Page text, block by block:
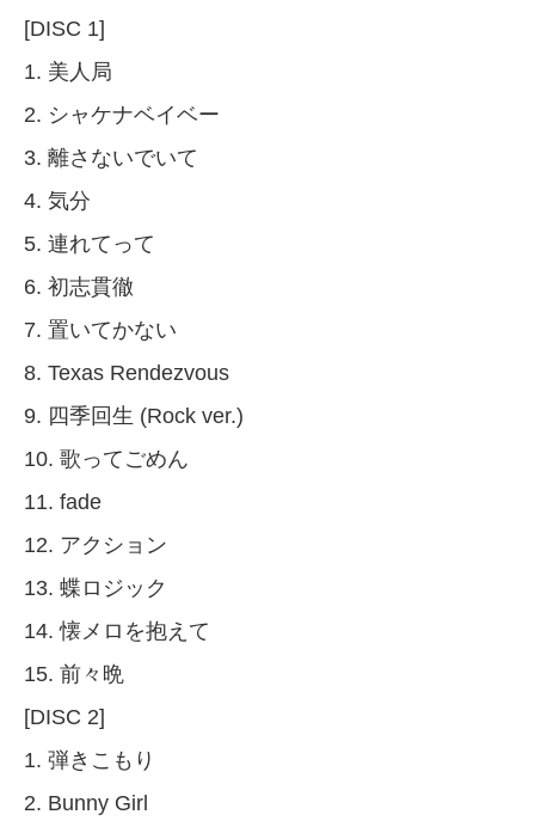
[DISC 1]
1. 美人局
2. シャケナベイベー
3. 離さないでいて
4. 気分
5. 連れてって
6. 初志貫徹
7. 置いてかない
8. Texas Rendezvous
9. 四季回生 (Rock ver.)
10. 歌ってごめん
11. fade
12. アクション
13. 蝶ロジック
14. 懐メロを抱えて
15. 前々晩
[DISC 2]
1. 弾きこもり
2. Bunny Girl